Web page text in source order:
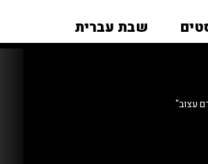
שבת עברית
עצוב"